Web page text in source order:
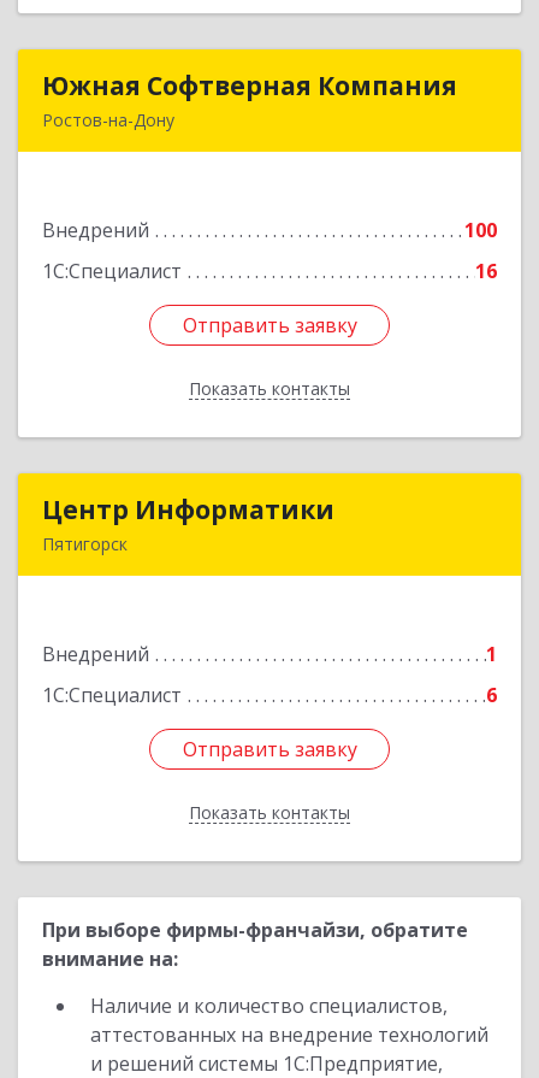
Южная Софтверная Компания
Ростов-на-Дону
Внедрений
100
1С:Специалист
16
Отправить заявку
Показать контакты
Южная Софтверная Компания
Подробнее
Отправить заявку
Назад
Центр Информатики
Пятигорск
Внедрений
1
1С:Специалист
6
Отправить заявку
Показать контакты
Центр Информатики
Подробнее
Отправить заявку
Назад
При выборе фирмы-франчайзи, обратите
внимание на:
Наличие и количество специалистов,
аттестованных на внедрение технологий
и решений системы 1С:Предприятие,